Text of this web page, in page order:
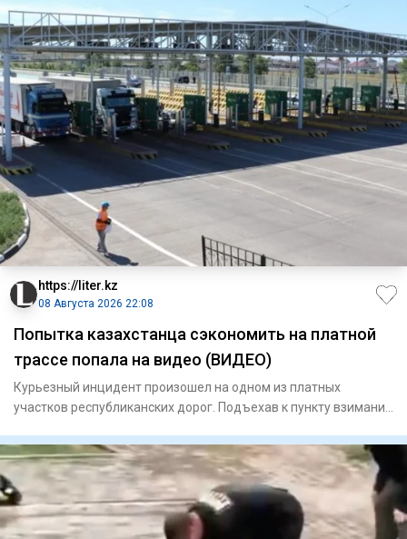
https://liter.kz
08 Августа 2026 22:08
Попытка казахстанца сэкономить на платной
трассе попала на видео (ВИДЕО)
Курьезный инцидент произошел на одном из платных
участков республиканских дорог. Подъехав к пункту взимания